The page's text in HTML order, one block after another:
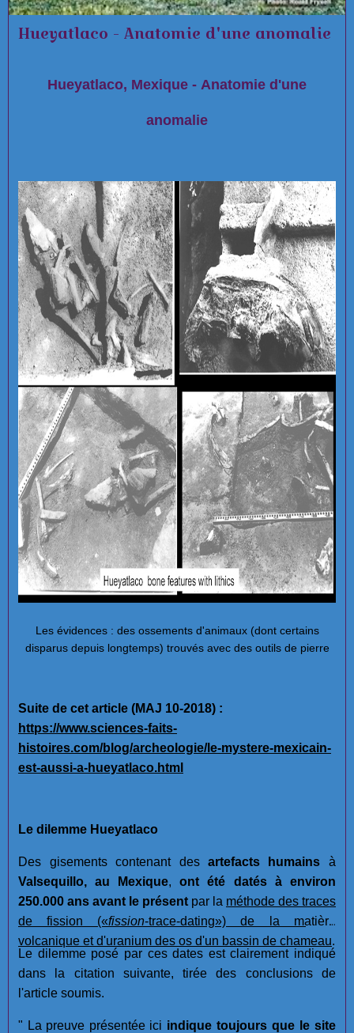
Hueyatlaco - Anatomie d'une anomalie
Hueyatlaco, Mexique - Anatomie d'une
anomalie
Les évidences : des ossements d'animaux (dont certains
disparus depuis longtemps) trouvés avec des outils de pierre
Suite de cet article (MAJ 10-2018) :
https://www.sciences-faits-
histoires.com/blog/archeologie/le-mystere-mexicain-
est-aussi-a-hueyatlaco.html
Le dilemme Hueyatlaco
Des gisements contenant des artefacts humains à
Valsequillo, au Mexique, ont été datés à environ
250.000 ans avant le présent par la méthode des traces
de fission («fission-trace-dating») de la matière
volcanique et d'uranium des os d'un bassin de chameau.
Le dilemme posé par ces dates est clairement indiqué
dans la citation suivante, tirée des conclusions de
l'article soumis.
" La preuve présentée ici indique toujours que le site